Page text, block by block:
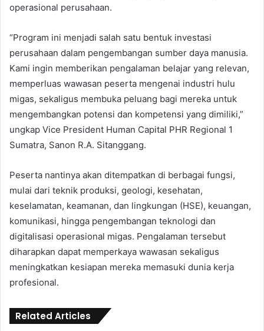
operasional perusahaan.
“Program ini menjadi salah satu bentuk investasi
perusahaan dalam pengembangan sumber daya manusia.
Kami ingin memberikan pengalaman belajar yang relevan,
memperluas wawasan peserta mengenai industri hulu
migas, sekaligus membuka peluang bagi mereka untuk
mengembangkan potensi dan kompetensi yang dimiliki,”
ungkap Vice President Human Capital PHR Regional 1
Sumatra, Sanon R.A. Sitanggang.
Peserta nantinya akan ditempatkan di berbagai fungsi,
mulai dari teknik produksi, geologi, kesehatan,
keselamatan, keamanan, dan lingkungan (HSE), keuangan,
komunikasi, hingga pengembangan teknologi dan
digitalisasi operasional migas. Pengalaman tersebut
diharapkan dapat memperkaya wawasan sekaligus
meningkatkan kesiapan mereka memasuki dunia kerja
profesional.
Related Articles